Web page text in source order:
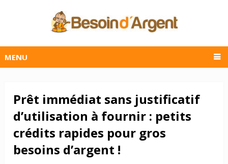
MENU
Prêt immédiat sans justificatif
d’utilisation à fournir : petits
crédits rapides pour gros
besoins d’argent !